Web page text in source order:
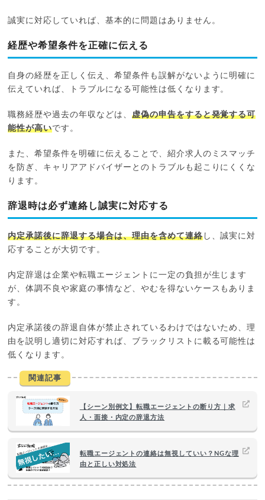
誠実に対応していれば、基本的に問題はありません。
経歴や希望条件を正確に伝える
自身の経歴を正しく伝え、希望条件も誤解がないように明確に
伝えていれば、トラブルになる可能性は低くなります。
職務経歴や過去の年収などは、 虚偽の申告をすると発覚する可
能性が高いです。
また、希望条件を明確に伝えることで、紹介求人のミスマッチ
を防ぎ、キャリアアドバイザーとのトラブルも起こりにくくな
ります。
辞退時は必ず連絡し誠実に対応する
内定承諾後に辞退する場合は、理由を含めて連絡し、誠実に対
応することが大切です。
内定辞退は企業や転職エージェントに一定の負担が生じます
が、体調不良や家庭の事情など、やむを得ないケースもありま
す。
内定承諾後の辞退自体が禁止されているわけではないため、理
由を説明し適切に対応すれば、ブラックリストに載る可能性は
低くなります。
関連記事
【シーン別例文】転職エージェントの断り方｜求
人・面接・内定の辞退方法
転職エージェントの連絡は無視していい？NGな理
由と正しい対処法